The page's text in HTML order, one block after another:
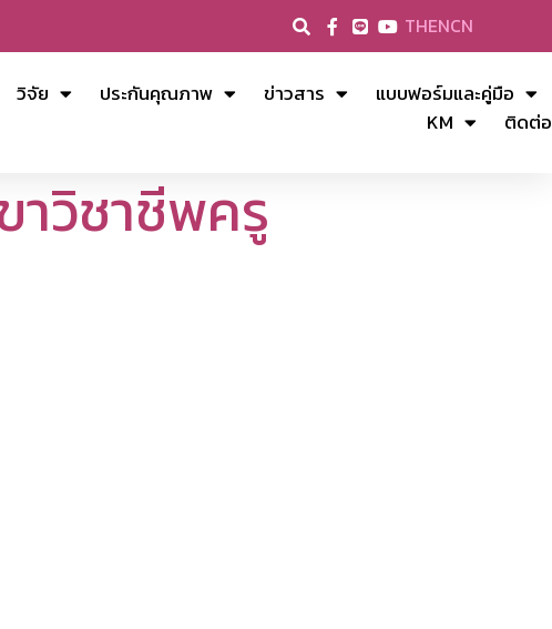
THENCN
วิจัย ประกันคุณภาพ ข่าวสาร
แบบฟอร์มและคู่มือ
KM
ติดต่อ
วิชาชีพครู